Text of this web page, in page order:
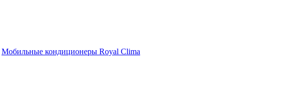
Мобильные кондиционеры Royal Clima